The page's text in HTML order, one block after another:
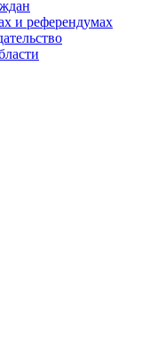
и референдумах